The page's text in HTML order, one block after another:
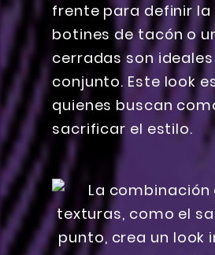
frente para definir la
botines de tacón o
cerradas son
conjunto. Este look
quienes buscan
sacrificar el estilo.